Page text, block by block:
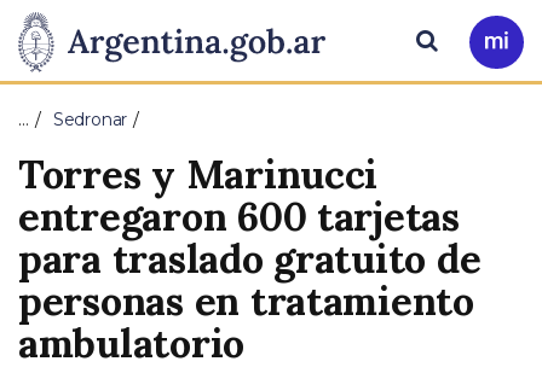
Presidencia
de
la
Nación
Pasar al contenido principal
Ir
a
Buscar
… Sedronar
Torres y Marinucci
entregaron 600 tarjetas
para traslado gratuito de
personas en tratamiento
ambulatorio